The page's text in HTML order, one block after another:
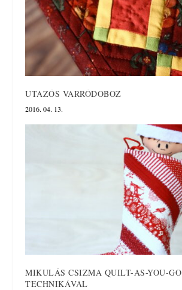
UTAZÓS VARRÓDOBOZ
2016. 04. 13.
MIKULÁS CSIZMA QUILT-AS-YOU-GO
TECHNIKÁVAL